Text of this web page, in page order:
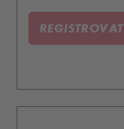
REGISTROVAT